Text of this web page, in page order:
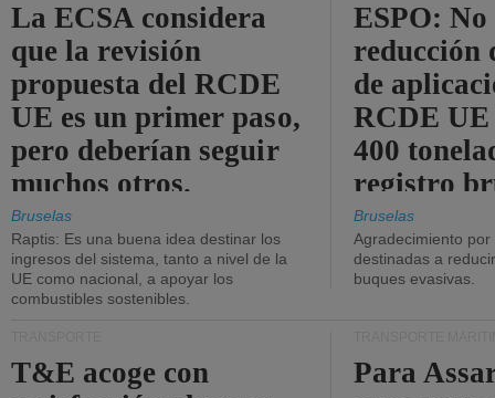
La ECSA considera
que la revisión
propuesta del RCDE
UE es un primer paso,
pero deberían seguir
muchos otros.
Bruselas
Raptis: Es una buena idea destinar los
ingresos del sistema, tanto a nivel de la
UE como nacional, a apoyar los
combustibles sostenibles.
ESPO: No
reducción
de
RCDE UE
400
registro
Bruselas
Agradecimiento
destinadas a
buques evasivas.
T&E acoge con
Para